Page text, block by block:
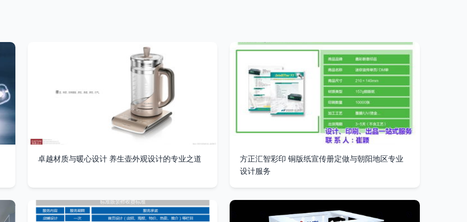
卓越材质与暖心设计 养生壶外观设计的专业之道
方正汇智彩印 铜版纸宣传册定做与朝阳地区专业
设计服务